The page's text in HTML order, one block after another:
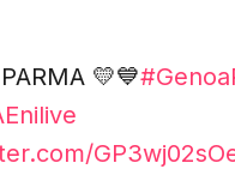
💛💙